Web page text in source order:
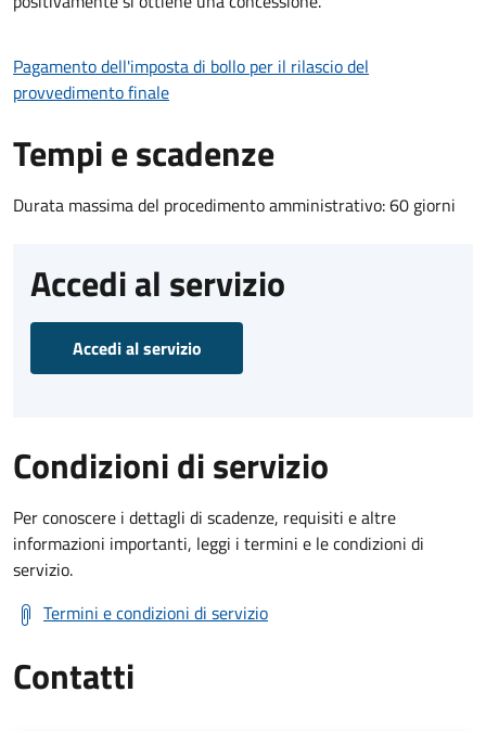
Pagamento dell'imposta di bollo per il rilascio del
provvedimento finale
Tempi e scadenze
Durata massima del procedimento amministrativo: 60 giorni
Accedi al servizio
Accedi al servizio
Condizioni di servizio
Per conoscere i dettagli di scadenze, requisiti e altre
informazioni importanti, leggi i termini e le condizioni di
servizio.
Termini e condizioni di servizio
Contatti